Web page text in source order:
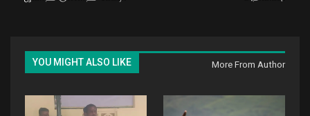
YOU MIGHT ALSO LIKE More From Author